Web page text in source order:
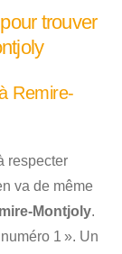
trouver
Remire-
respecter
va de même
Montjoly.
1 ». Un